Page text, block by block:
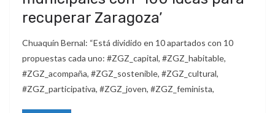
recuperar Zaragoza’
Chuaquín Bernal: “Está dividido en 10 apartados con 10
propuestas cada uno: #ZGZ_capital, #ZGZ_habitable,
#ZGZ_acompaña, #ZGZ_sostenible, #ZGZ_cultural,
#ZGZ_participativa, #ZGZ_joven, #ZGZ_feminista,